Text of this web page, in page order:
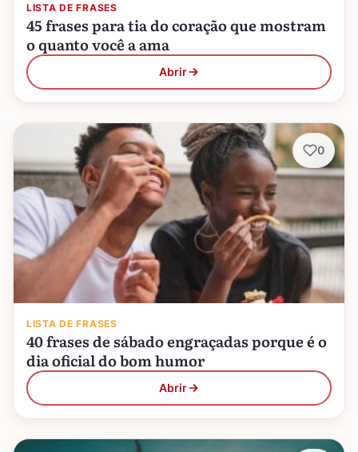
LISTA DE FRASES
45 frases para tia do coração que mostram
o quanto você a ama
Abrir
LISTA DE FRASES
40 frases de sábado engraçadas porque é o
dia oficial do bom humor
Abrir
0